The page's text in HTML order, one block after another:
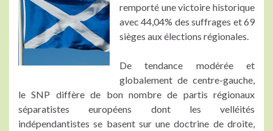
remporté une victoire historique
avec 44,04% des suffrages et 69
sièges aux élections régionales.
De tendance modérée et
globalement de centre-gauche,
le SNP diffère de bon nombre de partis régionaux
séparatistes européens dont les velléités
indépendantistes se basent sur une doctrine de droite,